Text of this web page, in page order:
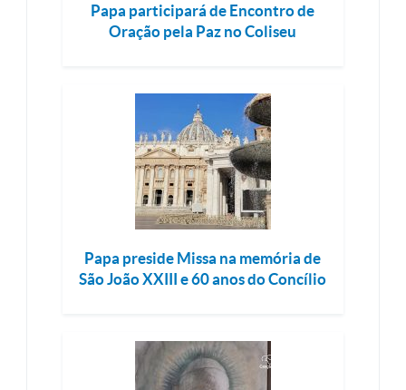
Papa participará de Encontro de
Oração pela Paz no Coliseu
Papa preside Missa na memória de
São João XXIII e 60 anos do Concílio